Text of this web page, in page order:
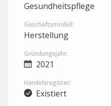
Gesundheitspflege
Geschäftsmodell:
Herstellung
Gründungsjahr:
2021
Handelsregister:
Existiert